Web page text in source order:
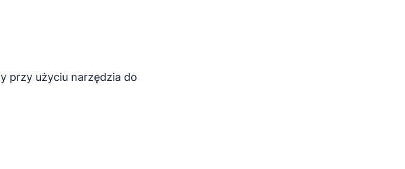
angielskiego za pomocą narzędzia do tłumaczenia maszynowego i nie został
przy użyciu narzędzia do